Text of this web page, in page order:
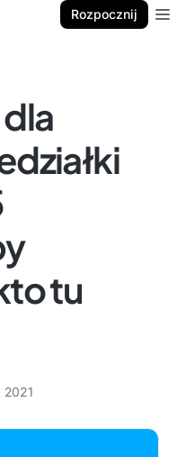
Rozpocznij
tu
2021